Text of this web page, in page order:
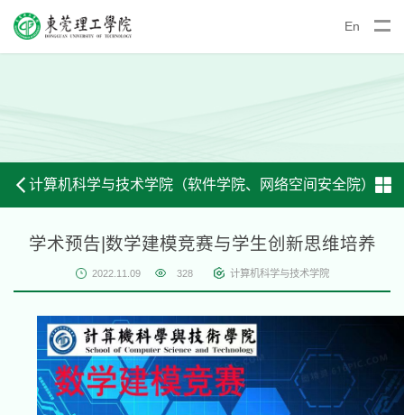
En
计算机科学与技术学院（软件学院、网络空间安全院）
学术预告|数学建模竞赛与学生创新思维培养
2022.11.09 328 计算机科学与技术学院